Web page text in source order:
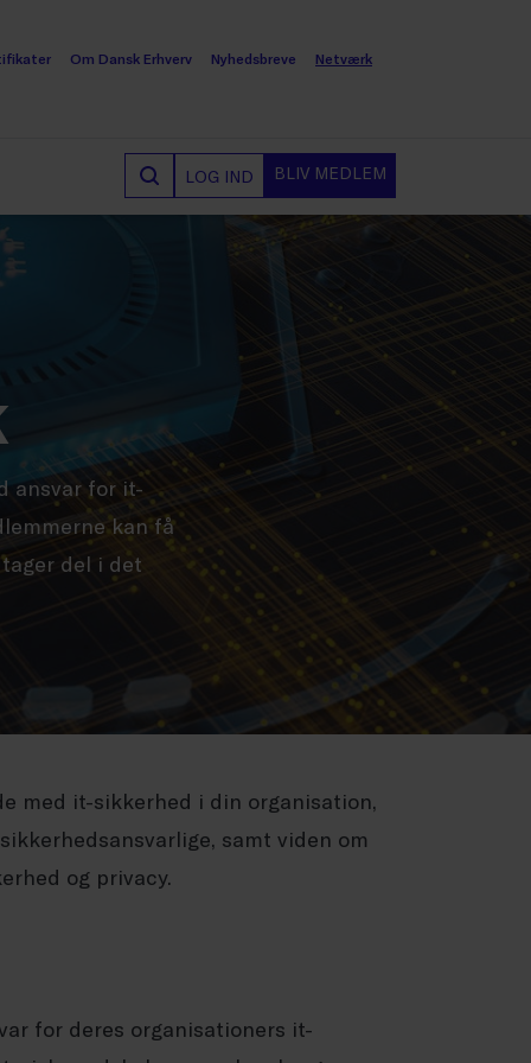
Om Dansk Erhverv Nyhedsbreve Netværk
LOG IND BLIV MEDLEM
ansvar for it-
kan få
del i det
med it-sikkerhed i din organisation,
samt viden om
og privacy.
for deres organisationers it-